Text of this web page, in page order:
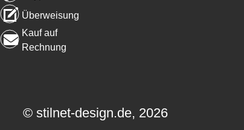
Überweisung
Kauf auf
Rechnung
© stilnet-design.de, 2026